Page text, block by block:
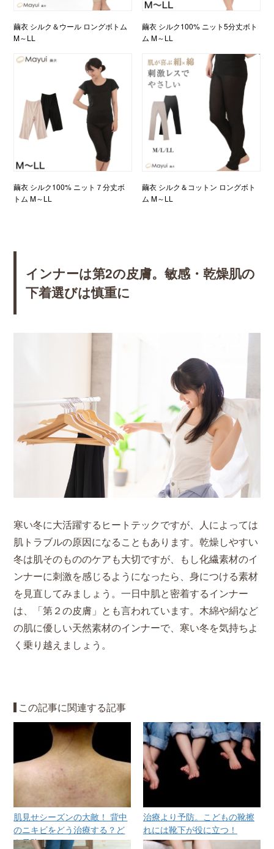
繭衣 シルク＆ウール ロングボトム
M～LL
繭衣 シルク100% ニット5分丈ボト
ム M～LL
繭衣 シルク100% ニット７分丈ボ
トム M～LL
繭衣 シルク＆コットン ロングボト
ム M～LL
インナーは第2の皮膚。敏感・乾燥肌の
下着選びは慎重に
寒い冬に大活躍するヒートテックですが、人によっては
肌トラブルの原因になることもあります。乾燥しやすい
冬は肌そのもののケアも大切ですが、もし化繊素材のイ
ンナーに刺激を感じるようになったら、身につける素材
を見直してみましょう。一日中肌と密着するインナー
は、「第２の皮膚」とも言われています。木綿や絹など
の肌に優しい天然素材のインナーで、寒い冬を気持ちよ
く乗り越えましょう。
この記事に関連する記事
肌見せシーズンの大敵！ 背中
のニキビをどう治療する？ど
う予防する？
治療より予防。こどもの靴擦
れには靴下が役に立つ！